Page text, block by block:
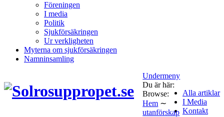
Föreningen
I media
Politik
Sjukförsäkringen
Ur verkligheten
Myterna om sjukförsäkringen
Namninsamling
Undermeny
Alla artiklar
I Media
Kontakt
Du är här:
Browse:
Hem ∼
utanförskap